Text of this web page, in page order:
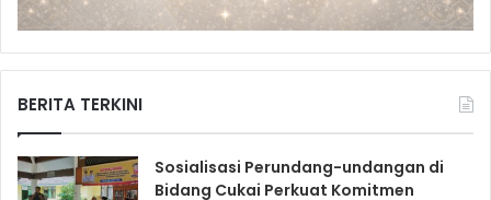
BERITA TERKINI
Sosialisasi Perundang-undangan di
Bidang Cukai Perkuat Komitmen